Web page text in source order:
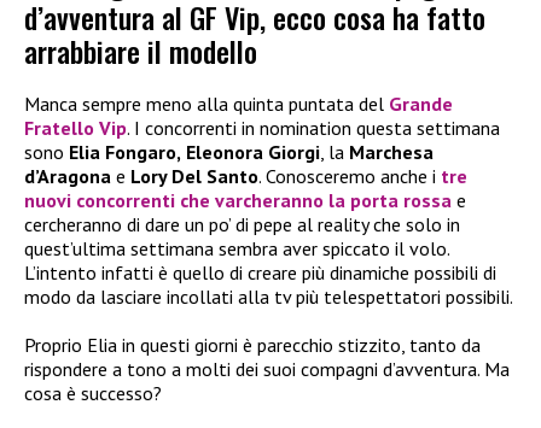
d’avventura al GF Vip, ecco cosa ha fatto
arrabbiare il modello
Manca sempre meno alla quinta puntata del Grande
Fratello Vip. I concorrenti in nomination questa settimana
sono Elia Fongaro, Eleonora Giorgi, la Marchesa
d’Aragona e Lory Del Santo. Conosceremo anche i tre
nuovi concorrenti che varcheranno la porta rossa e
cercheranno di dare un po’ di pepe al reality che solo in
quest’ultima settimana sembra aver spiccato il volo.
L’intento infatti è quello di creare più dinamiche possibili di
modo da lasciare incollati alla tv più telespettatori possibili.
Proprio Elia in questi giorni è parecchio stizzito, tanto da
rispondere a tono a molti dei suoi compagni d’avventura. Ma
cosa è successo?